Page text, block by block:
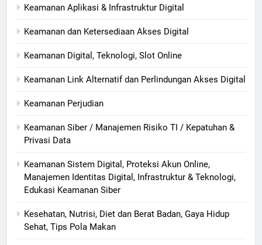
Keamanan Aplikasi & Infrastruktur Digital
Keamanan dan Ketersediaan Akses Digital
Keamanan Digital, Teknologi, Slot Online
Keamanan Link Alternatif dan Perlindungan Akses Digital
Keamanan Perjudian
Keamanan Siber / Manajemen Risiko TI / Kepatuhan &
Privasi Data
Keamanan Sistem Digital, Proteksi Akun Online,
Manajemen Identitas Digital, Infrastruktur & Teknologi,
Edukasi Keamanan Siber
Kesehatan, Nutrisi, Diet dan Berat Badan, Gaya Hidup
Sehat, Tips Pola Makan